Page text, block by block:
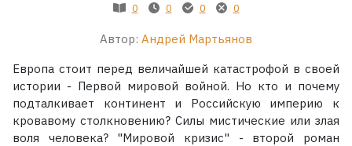
0 0 0 0
Автор: Андрей Мартьянов
Европа стоит перед величайшей катастрофой в своей
истории - Первой мировой войной. Но кто и почему
подталкивает континент и Российскую империю к
кровавому столкновению? Силы мистические или злая
воля человека? "Мировой кризис" - второй роман